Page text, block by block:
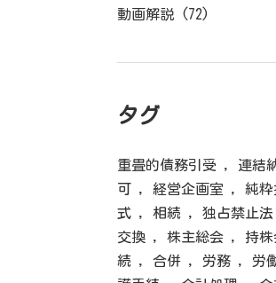
動画解説 (72)
タグ
重畳的債務引受 , 連結
可 , 経営企画室 , 純粋
式 , 相続 , 独占禁止法
交換 , 株主総会 , 持株
続 , 合併 , 労務 , 労